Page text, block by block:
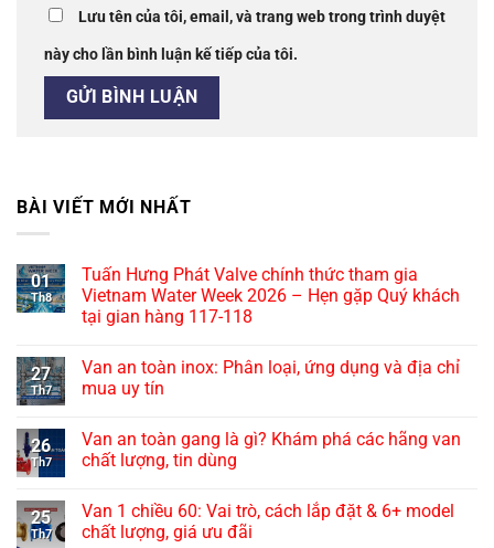
Lưu tên của tôi, email, và trang web trong trình duyệt
này cho lần bình luận kế tiếp của tôi.
BÀI VIẾT MỚI NHẤT
01
Th8
Tuấn Hưng Phát Valve chính thức tham gia
Vietnam Water Week 2026 – Hẹn gặp Quý khách
tại gian hàng 117-118
27
Th7
Van an toàn inox: Phân loại, ứng dụng và địa chỉ
mua uy tín
26
Th7
Van an toàn gang là gì? Khám phá các hãng van
chất lượng, tin dùng
25
Th7
Van 1 chiều 60: Vai trò, cách lắp đặt & 6+ model
chất lượng, giá ưu đãi